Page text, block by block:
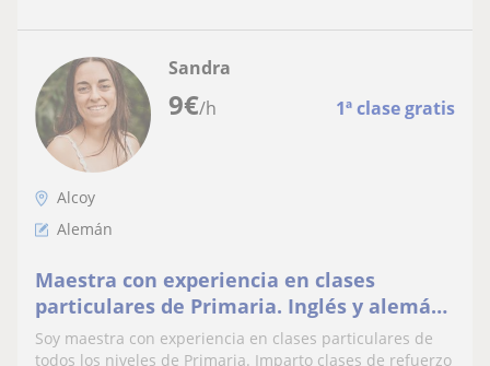
9€/h 1ª clase gratis
Sandra
Alcoy
Alemán
Maestra con experiencia en clases
particulares de Primaria. Inglés y alemán
a todos los niveles.
Soy maestra con experiencia en clases particulares de
todos los niveles de Primaria. Imparto clases de refuerzo